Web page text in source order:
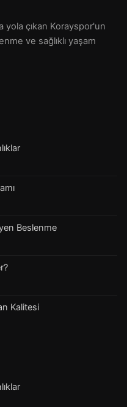
çıkan Korayspor'un
ve sağlıklı yaşam
Beslenme
Kalitesi